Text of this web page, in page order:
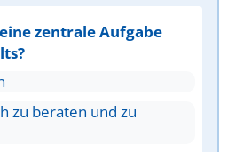
zentrale Aufgabe
zu beraten und zu